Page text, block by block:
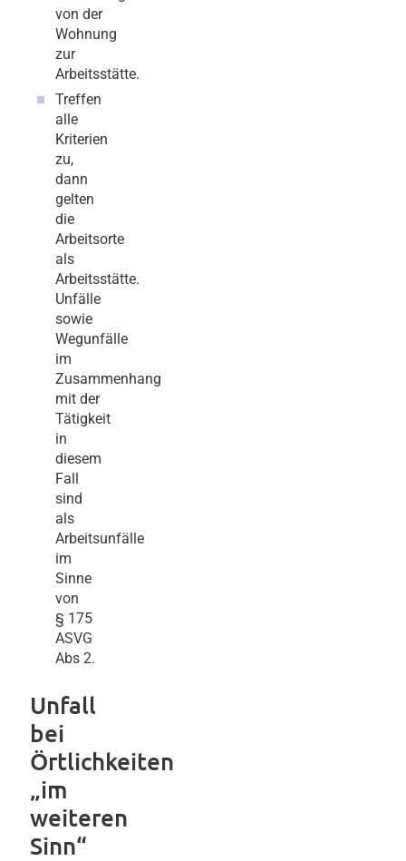
von der
Wohnung
zur
Arbeitsstätte.
Treffen
alle
Kriterien
zu,
dann
gelten
die
Arbeitsorte
als
Arbeitsstätte.
Unfälle
sowie
Wegunfälle
im
Zusammenhang
mit der
Tätigkeit
in
diesem
Fall
sind
als
Arbeitsunfälle
im
Sinne
von
§ 175
ASVG
Abs 2.
Unfall
bei
Örtlichkeiten
„im
weiteren
Sinn“